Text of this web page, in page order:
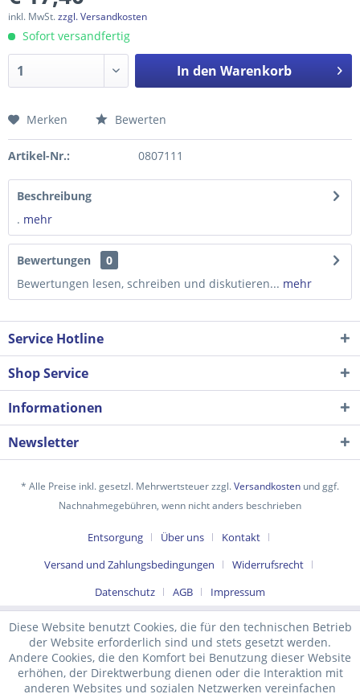
inkl. MwSt.zzgl. Versandkosten
Sofort versandfertig
In den Warenkorb
Preis anfragen
Ich habe dieDatenschutzerklärunggelesen,
Mit * gekennzeichnete Felder sind Pflichtfelder.
Merken Bewerten
Artikel-Nr.: 0807111
Beschreibung
. mehr
Bewertungen
0
Bewertungen lesen, schreiben und diskutieren... mehr
Service Hotline
Shop Service
Informationen
Newsletter
* Alle Preise inkl. gesetzl. Mehrwertsteuer zzgl.Versandkosten und ggf.
Nachnahmegebühren, wenn nicht anders beschrieben
Entsorgung Über uns
Kontakt
Versand und Zahlungsbedingungen
Widerrufsrecht
Datenschutz
AGB Impressum
Diese Website benutzt Cookies, die für den technischen Betrieb
der Website erforderlich sind und stets gesetzt werden.
Andere Cookies, die den Komfort bei Benutzung dieser Website
erhöhen, der Direktwerbung dienen oder die Interaktion mit
anderen Websites und sozialen Netzwerken vereinfachen